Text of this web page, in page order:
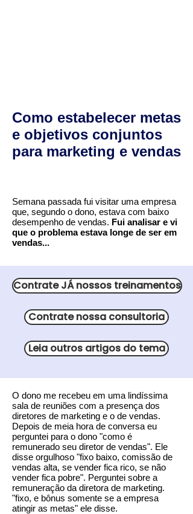
Como estabelecer metas
e objetivos conjuntos
para marketing e vendas
Semana passada fui visitar uma empresa
que, segundo o dono, estava com baixo
desempenho de vendas. Fui analisar e vi
que o problema estava longe de ser em
vendas...
Contrate JÁ nossos treinamentos
Contrate nossa consultoria
Leia outros artigos do tema
O dono me recebeu em uma lindíssima
sala de reuniões com a presença dos
diretores de marketing e o de vendas.
Depois de meia hora de conversa eu
perguntei para o dono "como é
remunerado seu diretor de vendas". Ele
disse orgulhoso "fixo baixo, comissão de
vendas alta, se vender fica rico, se não
vender fica pobre". Perguntei sobre a
remuneração da diretora de marketing.
"fixo, e bônus somente se a empresa
atingir as metas" ele disse.